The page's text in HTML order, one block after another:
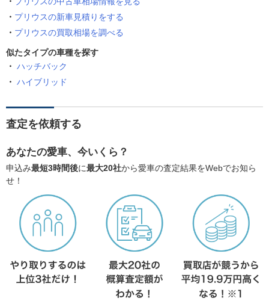
プリウスの新車見積りをする
プリウスの買取相場を調べる
似たタイプの車種を探す
ハッチバック
ハイブリッド
査定を依頼する
あなたの愛車、今いくら？
申込み最短3時間後に最大20社から愛車の査定結果をWebでお知ら
せ！